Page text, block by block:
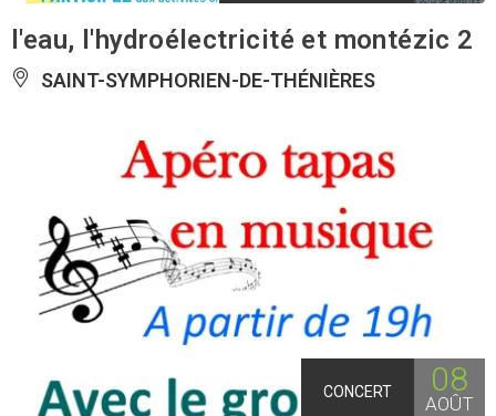
l'eau, l'hydroélectricité et montézic 2
SAINT-SYMPHORIEN-DE-THÉNIÈRES
CONCERT 08
AOÛT